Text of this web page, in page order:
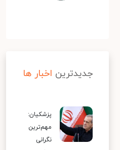
جدیدترین اخبار ها
پزشکیان:
مهم‌ترین
نگرانی